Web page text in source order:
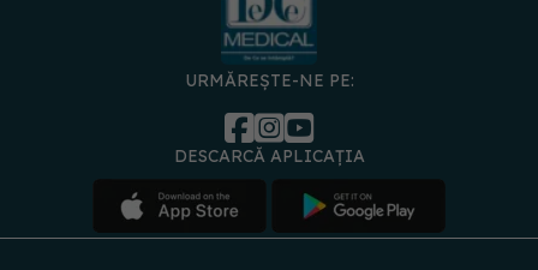
URMĂREȘTE-NE PE:
DESCARCĂ APLICAȚIA